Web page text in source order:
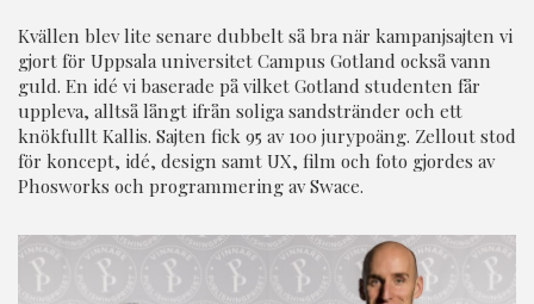
Kvällen blev lite senare dubbelt så bra när kampanjsajten vi
gjort för Uppsala universitet Campus Gotland också vann
guld. En idé vi baserade på vilket Gotland studenten får
uppleva, alltså långt ifrån soliga sandstränder och ett
knökfullt Kallis. Sajten fick 95 av 100 jurypoäng. Zellout stod
för koncept, idé, design samt UX, film och foto gjordes av
Phosworks och programmering av Swace.